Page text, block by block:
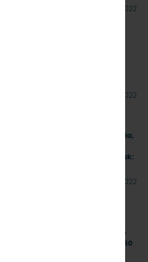
18 sierpnia 2022
na realizację instalacji
mocy do 50 kWp w
i wybuduj. Znak:
12 sierpnia 2022
dotyczące postępowania,
jest wykonanie naprawy
kolejowych (2 zadania). Znak:
12 sierpnia 2022
którego przedmiotem
i rozbudowa systemu zdalnego
na linii kolejowej nr 250